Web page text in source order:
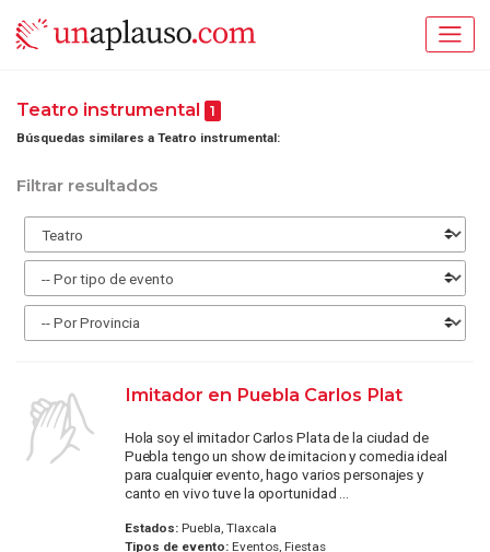
Teatro instrumental 1
Búsquedas similares a Teatro instrumental:
Filtrar resultados
Imitador en Puebla Carlos Plat
Hola soy el imitador Carlos Plata de la ciudad de
Puebla tengo un show de imitacion y comedia ideal
para cualquier evento, hago varios personajes y
canto en vivo tuve la oportunidad ...
Estados:Puebla, Tlaxcala
Tipos de evento:Eventos, Fiestas